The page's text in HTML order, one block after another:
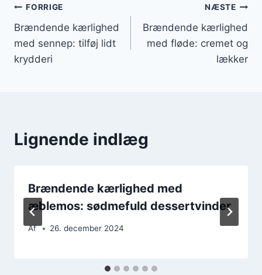
Indlægsnavigation
FORRIGE
Brændende kærlighed
med sennep: tilføj lidt
krydderi
NÆSTE
Brændende kærlighed
med fløde: cremet og
lækker
Lignende indlæg
Brændende kærlighed med
æblemos: sødmefuld dessertvinder
Af 26. december 2024